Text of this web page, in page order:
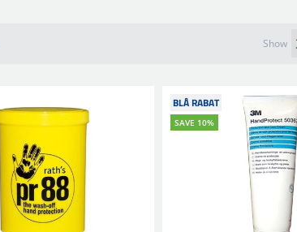
Show
BLÅ RABAT
SAVE 10%